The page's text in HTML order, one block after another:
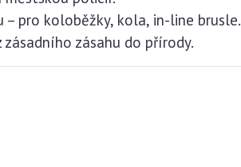
pro koloběžky, kola, in-line brusle.
zásahu do přírody.